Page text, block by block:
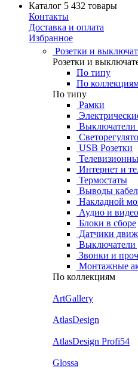
Каталог 5 432 товары
Контакты
Доставка и оплата
Избранное
Розетки и
Розетки и
По типу
По
По типу
Рамки
Выключатели
USB Розетки
Интернет и
Термостаты
Выводы
Накладной
Аудио и видео
Блоки в сборе
Датчики
Выключатели
Звонки и
Монтажные
По коллекциям
ArtGallery
AtlasDesign
AtlasDesign Profi54
Glossa